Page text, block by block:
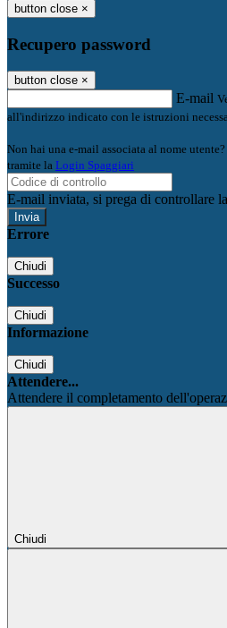
button close ×
Recupero password
button close ×
E-mail
all'indirizzo indicato con le istruzioni
Non hai una e-mail associata al nome
tramite la Login Spaggiari
E-mail inviata, si prega di controllare
Errore
Chiudi
Successo
Chiudi
Informazione
Chiudi
Attendere...
Attendere il completamento
Chiudi